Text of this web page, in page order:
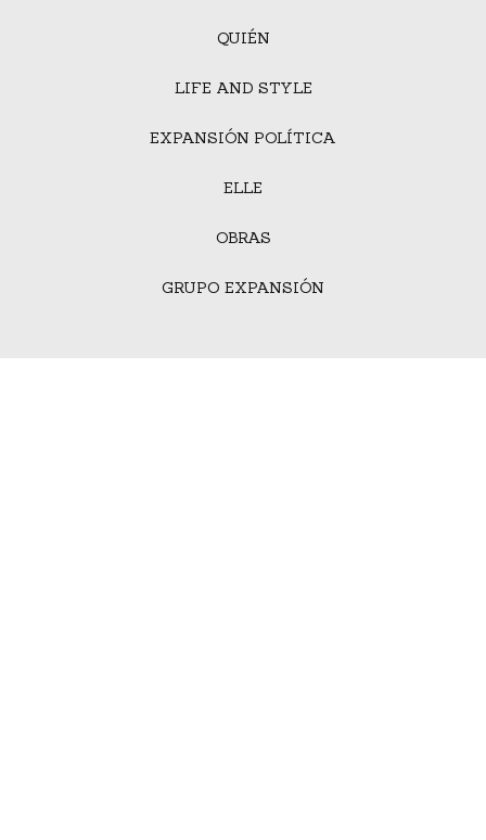
QUIÉN
LIFE AND STYLE
EXPANSIÓN POLÍTICA
ELLE
OBRAS
GRUPO EXPANSIÓN